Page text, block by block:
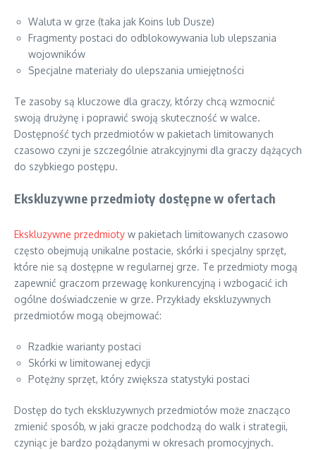
Waluta w grze (taka jak Koins lub Dusze)
Fragmenty postaci do odblokowywania lub ulepszania
wojowników
Specjalne materiały do ulepszania umiejętności
Te zasoby są kluczowe dla graczy, którzy chcą wzmocnić
swoją drużynę i poprawić swoją skuteczność w walce.
Dostępność tych przedmiotów w pakietach limitowanych
czasowo czyni je szczególnie atrakcyjnymi dla graczy dążących
do szybkiego postępu.
Ekskluzywne przedmioty dostępne w ofertach
Ekskluzywne przedmioty w pakietach limitowanych czasowo
często obejmują unikalne postacie, skórki i specjalny sprzęt,
które nie są dostępne w regularnej grze. Te przedmioty mogą
zapewnić graczom przewagę konkurencyjną i wzbogacić ich
ogólne doświadczenie w grze. Przykłady ekskluzywnych
przedmiotów mogą obejmować:
Rzadkie warianty postaci
Skórki w limitowanej edycji
Potężny sprzęt, który zwiększa statystyki postaci
Dostęp do tych ekskluzywnych przedmiotów może znacząco
zmienić sposób, w jaki gracze podchodzą do walk i strategii,
czyniąc je bardzo pożądanymi w okresach promocyjnych.